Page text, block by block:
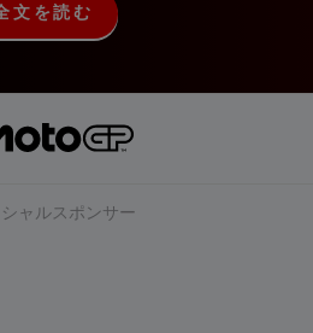
全
文
文を読む
ャルスポンサー